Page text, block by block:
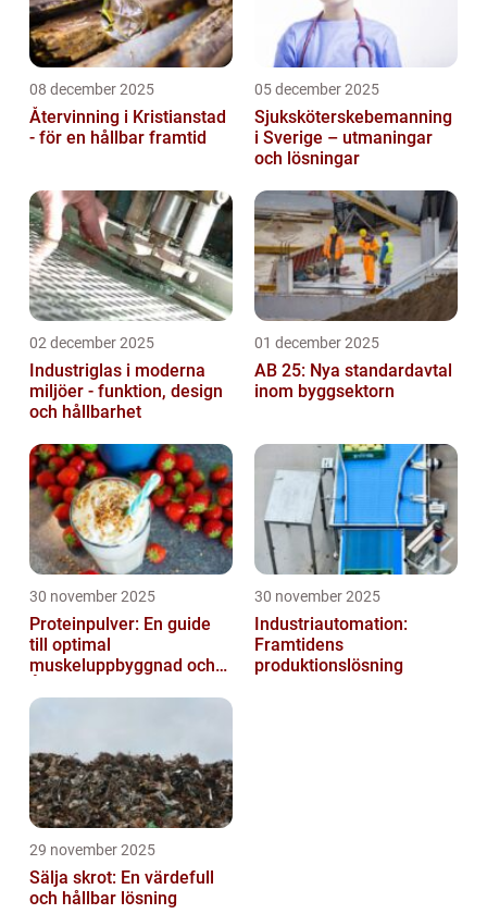
08 december 2025
Återvinning i Kristianstad
- för en hållbar framtid
05 december 2025
Sjuksköterskebemanning
i Sverige – utmaningar
och lösningar
02 december 2025
Industriglas i moderna
miljöer - funktion, design
och hållbarhet
01 december 2025
AB 25: Nya standardavtal
inom byggsektorn
30 november 2025
Proteinpulver: En guide
till optimal
muskeluppbyggnad och
30 november 2025
Industriautomation:
Framtidens
produktionslösning
29 november 2025
Sälja skrot: En värdefull
och hållbar lösning